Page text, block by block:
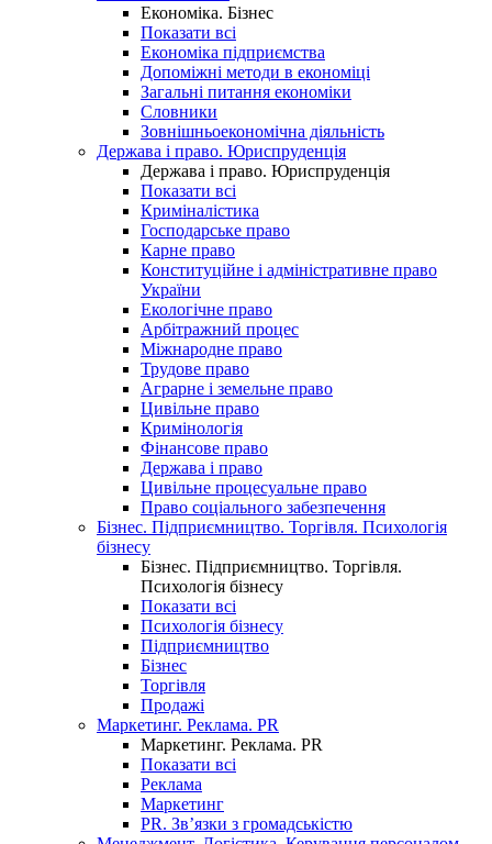
Економіка. Бізнес
Показати всі
Економіка підприємства
Допоміжні методи в економіці
Загальні питання економіки
Словники
Зовнішньоекономічна діяльність
Держава і право. Юриспруденція
Держава і право. Юриспруденція
Показати всі
Криміналістика
Господарське право
Карне право
Конституційне і адміністративне право
України
Екологічне право
Арбітражний процес
Міжнародне право
Трудове право
Аграрне і земельне право
Цивільне право
Кримінологія
Фінансове право
Держава і право
Цивільне процесуальне право
Право соціального забезпечення
Бізнес. Підприємництво. Торгівля. Психологія
бізнесу
Бізнес. Підприємництво. Торгівля.
Психологія бізнесу
Показати всі
Психологія бізнесу
Підприємництво
Бізнес
Торгівля
Продажі
Маркетинг. Реклама. PR
Маркетинг. Реклама. PR
Показати всі
Реклама
Маркетинг
PR. Зв’язки з громадськістю